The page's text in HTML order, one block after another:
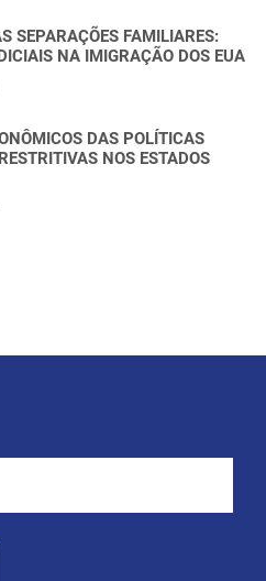
SEPARAÇÕES FAMILIARES:
NA IMIGRAÇÃO DOS EUA
DAS POLÍTICAS
NOS ESTADOS